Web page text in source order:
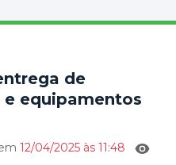
de
equipamentos
12/04/2025 às 11:48